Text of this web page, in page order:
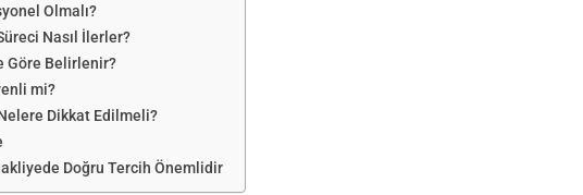
Olmalı?
Nasıl İlerler?
Göre Belirlenir?
mi?
Dikkat Edilmeli?
Doğru Tercih Önemlidir